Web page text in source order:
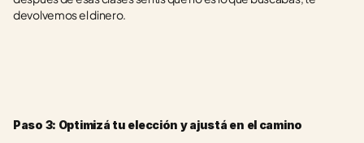
devolvemos el dinero.
Paso 3: Optimizá tu elección y ajustá en el camino